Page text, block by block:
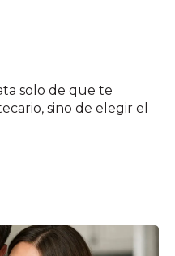
solo de que te
sino de elegir el